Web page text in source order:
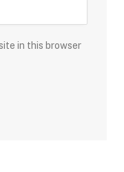
in this browser